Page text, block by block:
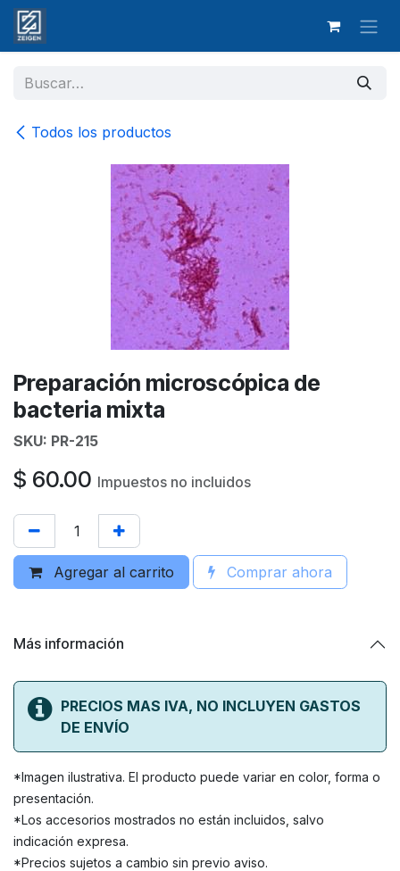
Ir al contenido
Todos los productos
Preparación microscópica de
bacteria mixta
SKU: PR-215
$ 60.00 Impuestos no incluidos
Agregar al carrito Comprar ahora
Más información
PRECIOS MAS IVA, NO INCLUYEN GASTOS
DE ENVÍO
*Imagen ilustrativa. El producto puede variar en color, forma o
presentación.
*Los accesorios mostrados no están incluidos, salvo
indicación expresa.
*Precios sujetos a cambio sin previo aviso.